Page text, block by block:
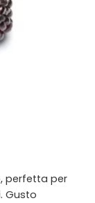
perfetta per
Gusto